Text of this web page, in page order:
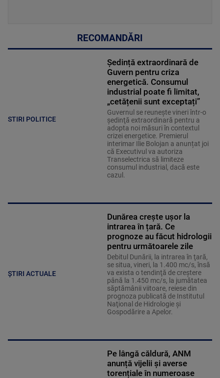
RECOMANDĂRI
STIRI POLITICE
Ședință extraordinară de
Guvern pentru criza
energetică. Consumul
industrial poate fi limitat,
„cetățenii sunt exceptați”
Guvernul se reuneşte vineri într-o
şedinţă extraordinară pentru a
adopta noi măsuri în contextul
crizei energetice. Premierul
interimar Ilie Bolojan a anunțat joi
că Executivul va autoriza
Transelectrica să limiteze
consumul industrial, dacă este
cazul.
ȘTIRI ACTUALE
Dunărea crește ușor la
intrarea în țară. Ce
prognoze au făcut hidrologii
pentru următoarele zile
Debitul Dunării, la intrarea în ţară,
se situa, vineri, la 1.400 mc/s, însă
va exista o tendinţă de creştere
până la 1.450 mc/s, la jumătatea
săptămânii viitoare, reiese din
prognoza publicată de Institutul
Naţional de Hidrologie şi
Gospodărire a Apelor.
Pe lângă căldură, ANM
anunță vijelii și averse
torențiale în numeroase